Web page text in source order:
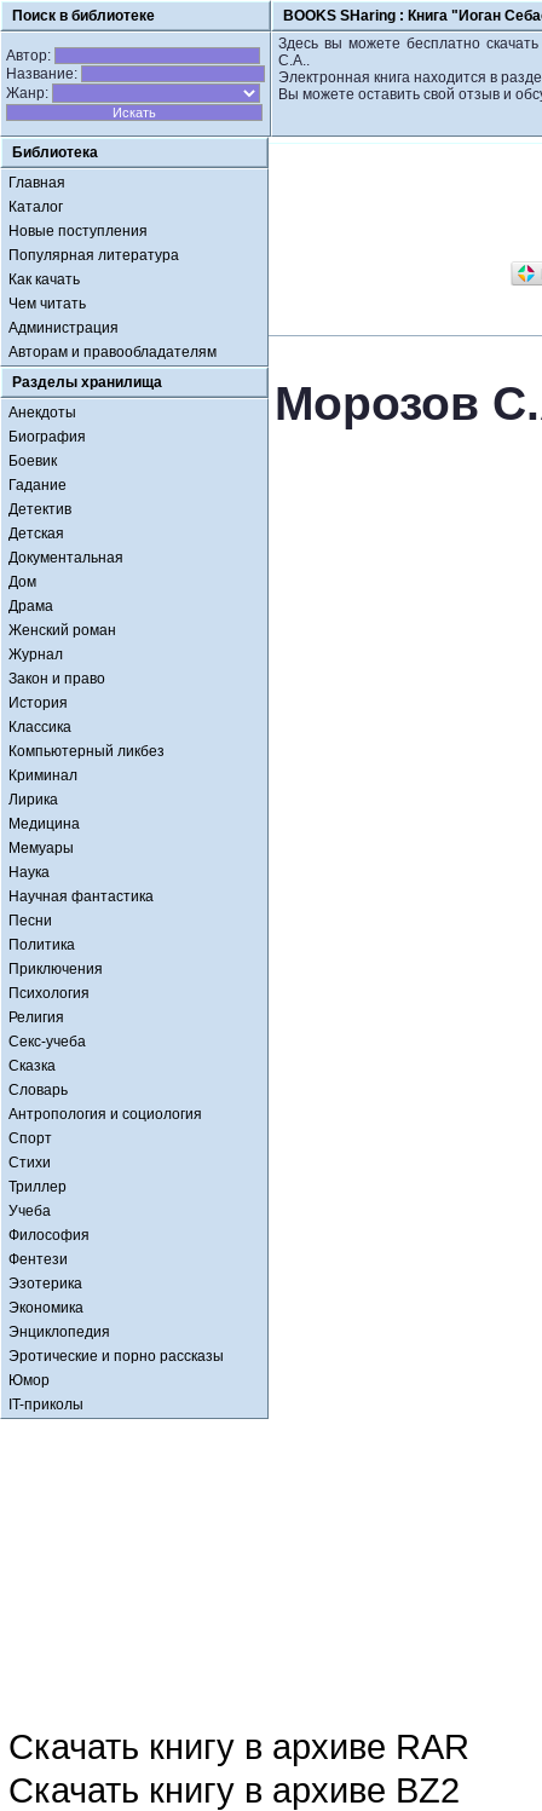
Поиск в библиотеке BOOKS SHaring : Книга "Иоган
Автор:
Название:
Жанр:
Здесь вы можете бесплатно
С.А..
Электронная книга находится в
Вы можете оставить свой отзыв и
Библиотека
Главная
Каталог
Новые поступления
Популярная литература
Как качать
Чем читать
Администрация
Авторам и правообладателям
Разделы хранилища
Анекдоты
Биография
Боевик
Гадание
Детектив
Детская
Документальная
Дом
Драма
Женский роман
Журнал
Закон и право
История
Классика
Компьютерный ликбез
Криминал
Лирика
Медицина
Мемуары
Наука
Научная фантастика
Песни
Политика
Приключения
Психология
Религия
Секс-учеба
Сказка
Словарь
Антропология и социология
Спорт
Стихи
Триллер
Учеба
Философия
Фентези
Эзотерика
Экономика
Энциклопедия
Эротические и порно рассказы
Юмор
IT-приколы
Морозов
Скачать книгу в архиве RAR
Скачать книгу в архиве BZ2